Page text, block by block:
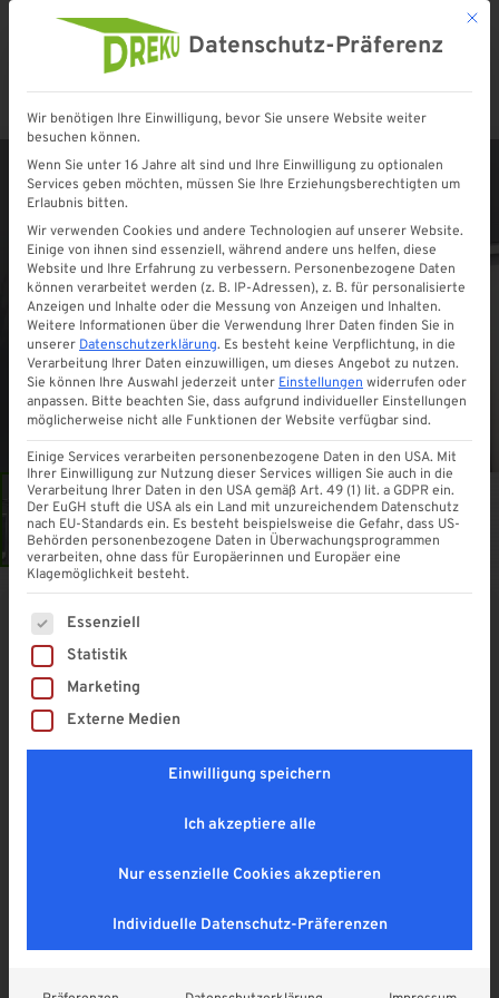
Startseite»Shop»Pultvordach Wolfsburg 270
Pultvordach Wolfsburg 270
4,9
ab 789,00€
Mit
Datenschutz-Präferenz
Wir benötigen Ihre Einwilligung, bevor Sie unsere Website weiter
besuchen können.
Wenn Sie unter 16 Jahre alt sind und Ihre Einwilligung zu optionalen
Services geben möchten, müssen Sie Ihre Erziehungsberechtigten um
Erlaubnis bitten.
Wir verwenden Cookies und andere Technologien auf unserer Website.
Einige von ihnen sind essenziell, während andere uns helfen, diese
Website und Ihre Erfahrung zu verbessern. Personenbezogene Daten
können verarbeitet werden (z. B. IP-Adressen), z. B. für personalisierte
Anzeigen und Inhalte oder die Messung von Anzeigen und Inhalten.
Weitere Informationen über die Verwendung Ihrer Daten finden Sie in
unserer Datenschutzerklärung. Es besteht keine Verpflichtung, in die
Verarbeitung Ihrer Daten einzuwilligen, um dieses Angebot zu nutzen.
Sie können Ihre Auswahl jederzeit unter Einstellungen widerrufen oder
anpassen. Bitte beachten Sie, dass aufgrund individueller Einstellungen
möglicherweise nicht alle Funktionen der Website verfügbar sind.
Einige Services verarbeiten personenbezogene Daten in den USA. Mit
Ihrer Einwilligung zur Nutzung dieser Services willigen Sie auch in die
Verarbeitung Ihrer Daten in den USA gemäß Art. 49 (1) lit. a GDPR ein.
Der EuGH stuft die USA als ein Land mit unzureichendem Datenschutz
nach EU-Standards ein. Es besteht beispielsweise die Gefahr, dass US-
Behörden personenbezogene Daten in Überwachungsprogrammen
verarbeiten, ohne dass für Europäerinnen und Europäer eine
Klagemöglichkeit besteht.
Es folgt eine Liste der Service-Gruppen, für die eine
Essenziell
Statistik
Marketing
Externe Medien
Einwilligung speichern
Ich akzeptiere alle
Nur essenzielle Cookies akzeptieren
Individuelle Datenschutz-Präferenzen